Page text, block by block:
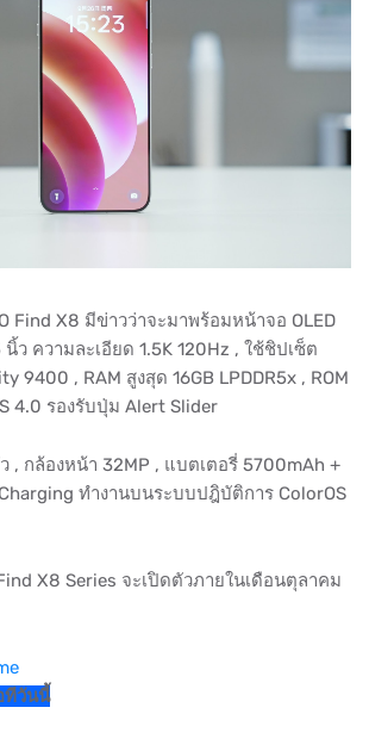
Find X8 มีข่าวว่าจะมาพร้อมหน้าจอ OLED
ความละเอียด 1.5K 120Hz , ใช้ชิปเซ็ต
9400 , RAM สูงสุด 16GB LPDDR5x , ROM
4.0 รองรับปุ่ม Alert Slider
, กล้องหน้า 32MP , แบตเตอรี่ 5700mAh +
ทำงานบนระบบปฎิบัติการ ColorOS
X8 Series จะเปิดตัวภายในเดือนตุลาคม
ทีวันนี้